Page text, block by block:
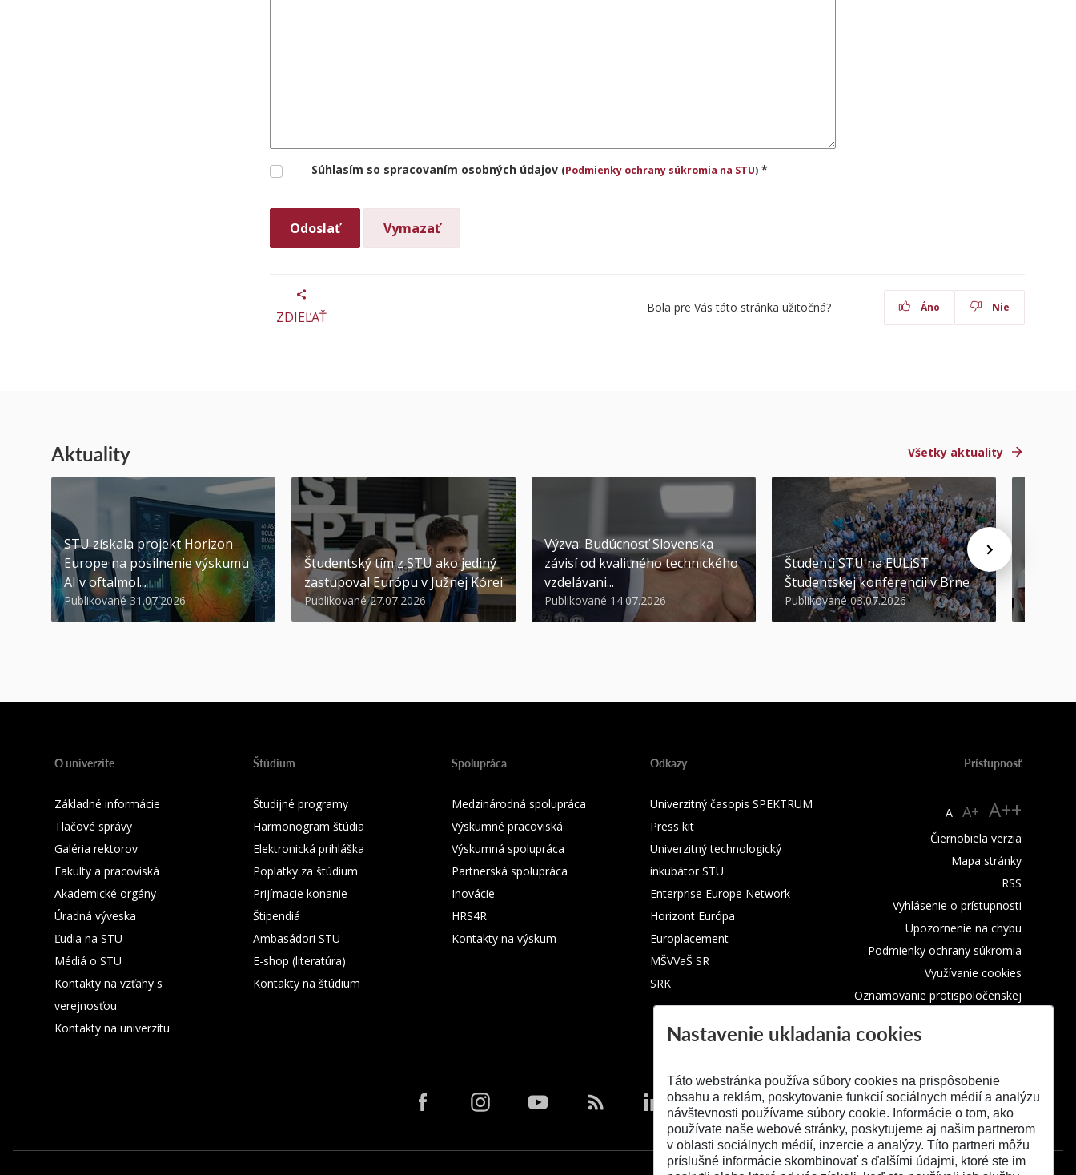
Súhlasím so spracovaním osobných údajov (Podmienky ochrany súkromia na STU)*
ZDIEĽAŤ
Bola pre Vás táto stránka užitočná? Áno Nie
Aktuality Všetky aktuality
STU získala projekt Horizon
Europe na posilnenie výskumu
AI v oftalmol...
Publikované 31.07.2026
Študentský tím z STU ako jediný
zastupoval Európu v Južnej Kórei
Publikované 27.07.2026
Výzva: Budúcnosť Slovenska
závisí od kvalitného technického
vzdelávani...
Publikované 14.07.2026
Študenti STU na EULiST
Študentskej konferencii v Brne
Publikované 03.07.2026
O univerzite
Základné informácie
Tlačové správy
Galéria rektorov
Fakulty a pracoviská
Akademické orgány
Úradná výveska
Ľudia na STU
Médiá o STU
Kontakty na vzťahy s
verejnosťou
Kontakty na univerzitu
Štúdium
Študijné programy
Harmonogram štúdia
Elektronická prihláška
Poplatky za štúdium
Prijímacie konanie
Štipendiá
Ambasádori STU
E-shop (literatúra)
Kontakty na štúdium
Spolupráca
Medzinárodná spolupráca
Výskumné pracoviská
Výskumná spolupráca
Partnerská spolupráca
Inovácie
HRS4R
Kontakty na výskum
Odkazy
Univerzitný časopis SPEKTRUM
Press kit
Univerzitný technologický
inkubátor STU
Enterprise Europe Network
Horizont Európa
Europlacement
MŠVVaŠ SR
SRK
Prístupnosť
A A+ A++
Čiernobiela verzia
Mapa stránky
RSS
Vyhlásenie o prístupnosti
Upozornenie na chybu
Podmienky ochrany súkromia
Využívanie cookies
Oznamovanie protispoločenskej
Nastavenie ukladania cookies
Táto webstránka používa súbory cookies na prispôsobenie
obsahu a reklám, poskytovanie funkcií sociálnych médií a analýzu
návštevnosti používame súbory cookie. Informácie o tom, ako
používate naše webové stránky, poskytujeme aj našim partnerom
v oblasti sociálnych médií, inzercie a analýzy. Títo partneri môžu
príslušné informácie skombinovať s ďalšími údajmi, ktoré ste im